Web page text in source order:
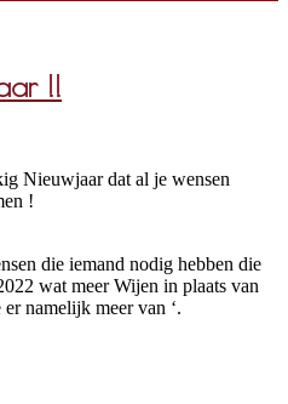
!!
Nieuwjaar dat al je wensen
!
die iemand nodig hebben die
wat meer Wijen in plaats van
namelijk meer van ‘.